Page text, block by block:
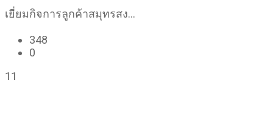
เยี่ยมกิจการลูกค้าสมุทรสง…
348
0
11